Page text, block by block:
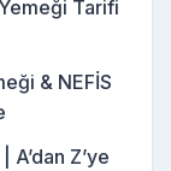
Tarifi
& NEFİS
A’dan Z’ye